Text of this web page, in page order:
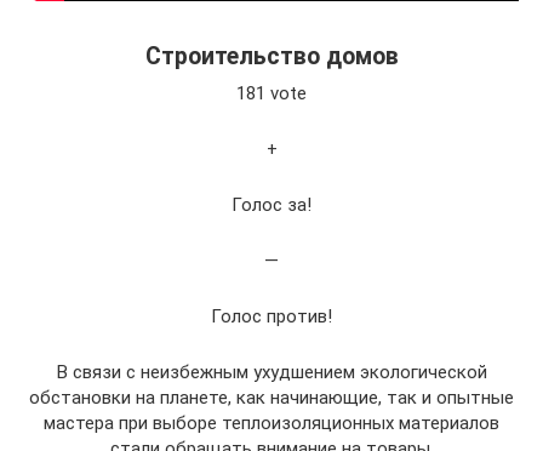
Строительство домов
181 vote
+
Голос за!
—
Голос против!
В связи с неизбежным ухудшением экологической
обстановки на планете, как начинающие, так и опытные
мастера при выборе теплоизоляционных материалов